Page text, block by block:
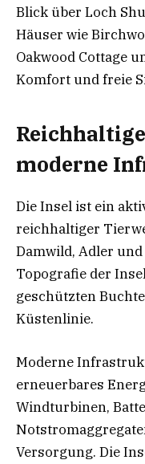
Blick über Loch
Häuser wie
Oakwood Cottage
Komfort und freie
moderne
Die Insel ist ein
reichhaltiger
Damwild, Adler
Topografie der
geschützten
Küstenlinie.
Moderne
erneuerbares
Windturbinen,
Versorgung. Die